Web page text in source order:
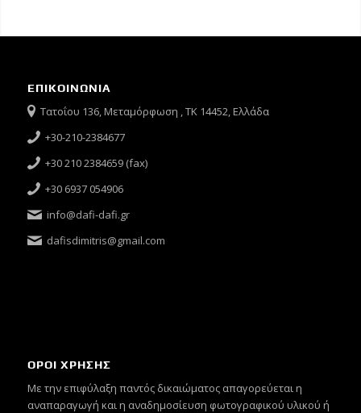
ΕΠΙΚΟΙΝΩΝΙΑ
Τατοΐου 136, Μεταμόρφωση , ΤΚ 14452, Ελλάδα
+30-210-2384677
+30 210 2384659 (fax)
+30 6937 054906
info@dafi-dafi.gr
dafisdimitris@gmail.com
ΟΡΟΙ ΧΡΗΣΗΣ
Mε την επιφύλαξη παντός δικαιώματος απαγορεύεται η
αναπαραγωγή και η αναδημοσίευση φωτογραφικού υλικού ή